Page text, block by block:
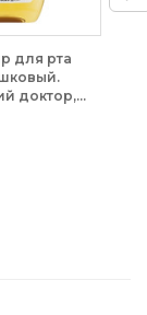
для рта
доктор,...